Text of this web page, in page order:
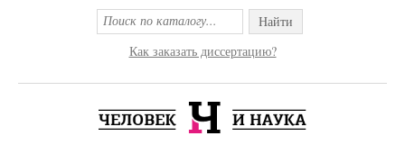
Найти
Как заказать диссертацию?